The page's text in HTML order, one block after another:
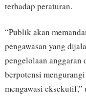
terhadap peraturan.
“Publik akan
pengawasan yang
pengelolaan
berpotensi
mengawasi eksekutif,”